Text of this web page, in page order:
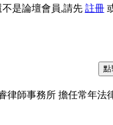
不是論壇會員,請先 註冊
律師事務所 擔任常年法